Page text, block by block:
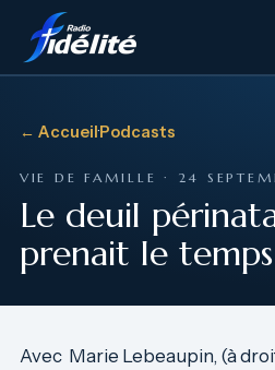
← Accueil·Podcasts
VIE DE FAMILLE · 24
Le deuil
prenait le
Avec Marie Lebeaupin, (à